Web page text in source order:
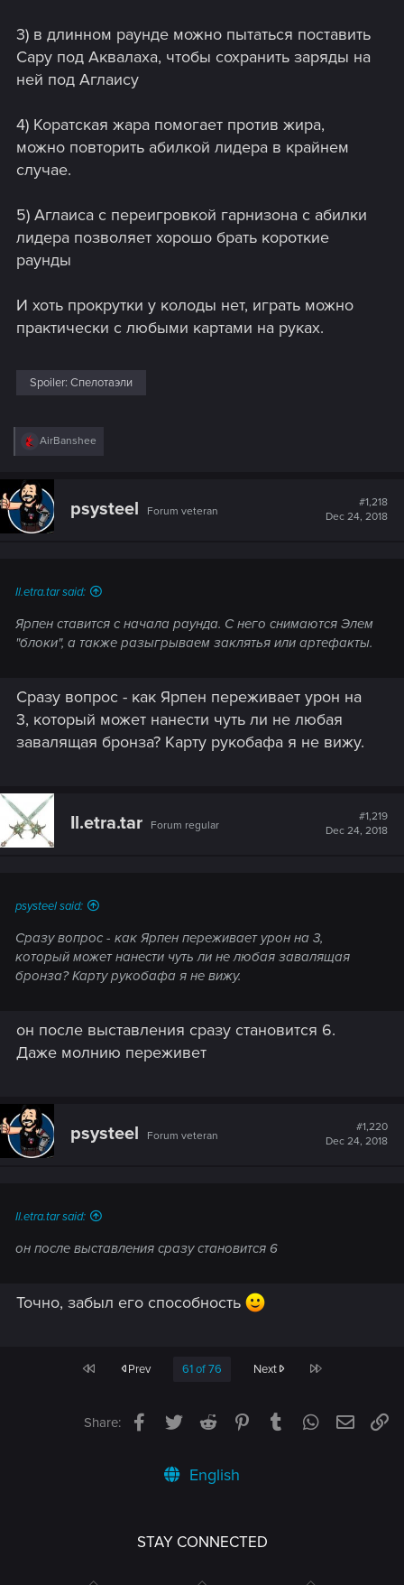
3) в длинном раунде можно пытаться поставить
Сару под Аквалаха, чтобы сохранить заряды на
ней под Аглаису
4) Коратская жара помогает против жира,
можно повторить абилкой лидера в крайнем
случае.
5) Аглаиса с переигровкой гарнизона с абилки
лидера позволяет хорошо брать короткие
раунды
И хоть прокрутки у колоды нет, играть можно
практически с любыми картами на руках.
Spoiler: Спелотаэли
R
c
t
i
o
AirBanshee
psysteel Forum veteran
#1,218
Dec 24, 2018
Il.etra.tar said:
Ярпен ставится с начала раунда. С него снимаются Элем
"блоки", а также разыгрываем заклятья или артефакты.
Сразу вопрос - как Ярпен переживает урон на
3, который может нанести чуть ли не любая
завалящая бронза? Карту рукобафа я не вижу.
Il.etra.tar Forum regular
#1,219
Dec 24, 2018
psysteel said:
Сразу вопрос - как Ярпен переживает урон на 3,
который может нанести чуть ли не любая завалящая
бронза? Карту рукобафа я не вижу.
он после выставления сразу становится 6.
Даже молнию переживет
psysteel Forum veteran
#1,220
Dec 24, 2018
Il.etra.tar said:
он после выставления сразу становится 6
Точно, забыл его способность
First Prev 61 of 76 Next Last
Share: Facebook
TwitterReddit PinterestTumblrWhatsApp
Email
English
STAY CONNECTED